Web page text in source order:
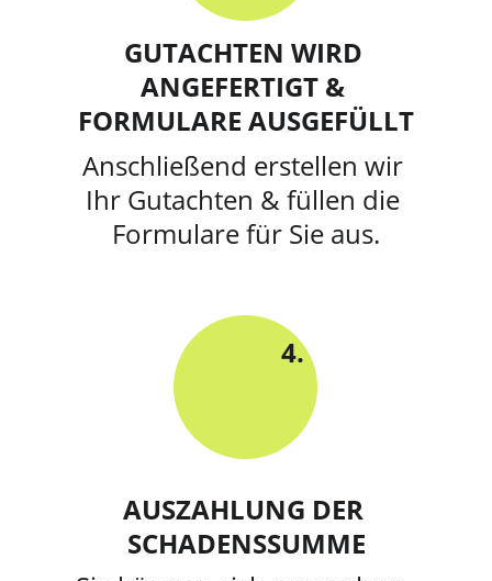
GUTACHTEN WIRD
ANGEFERTIGT &
FORMULARE AUSGEFÜLLT
Anschließend erstellen wir
Ihr Gutachten & füllen die
Formulare für Sie aus.
AUSZAHLUNG DER
SCHADENSSUMME
4.